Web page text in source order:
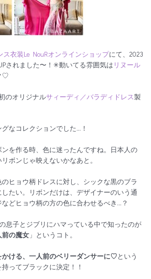
ス衣装Le NouRオンラインショップにて、2023
されました〜！✳︎動いてる雰囲気は リヌール
♡
のオリジナルサィーディ／バラディドレス製
なコレクションでした…！
を作る時、色に迷ったんですね。日本人の
ボンじゃ映えないかなあと。
ヒョウ柄ドレスに対し、シックな黒のブラ
たい。リボンだけは、デザイナーのいう通
どヒョウ柄の方の色に合わせるべき…？
息子とジブリにハマっている中で知ったのが
前の魔女 」というコト。
かける、一人前のベリーダンサーに♡という
ってブラックに決定！！